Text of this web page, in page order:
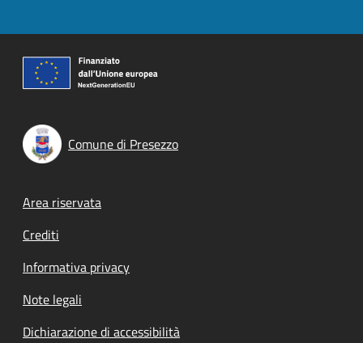
Comune di Presezzo
Footer menu
Area riservata
Crediti
Informativa privacy
Note legali
Dichiarazione di accessibilità